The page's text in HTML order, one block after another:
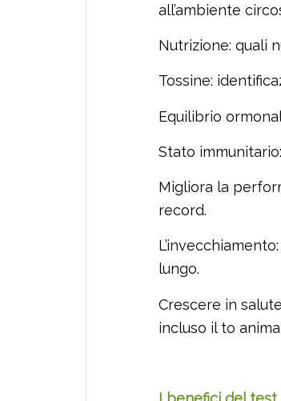
all’ambiente
Nutrizione: quali
Tossine:
Equilibrio
Stato
Migliora la
record.
lungo.
Crescere in
incluso il to